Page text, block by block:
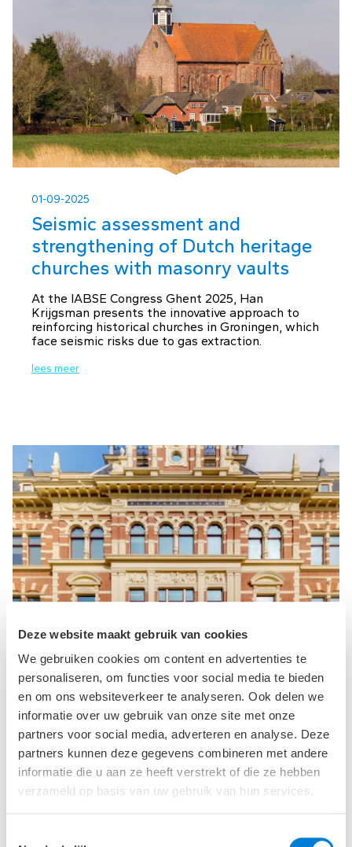
Deze website maakt gebruik van cookies
We gebruiken cookies om content en advertenties te
personaliseren, om functies voor social media te bieden
en om ons websiteverkeer te analyseren. Ook delen we
informatie over uw gebruik van onze site met onze
partners voor social media, adverteren en analyse. Deze
partners kunnen deze gegevens combineren met andere
informatie die u aan ze heeft verstrekt of die ze hebben
verzameld op basis van uw gebruik van hun services.
01-09-2025
Seismic assessment and
strengthening of Dutch heritage
churches with masonry vaults
At the IABSE Congress Ghent 2025, Han
Krijgsman presents the innovative approach to
reinforcing historical churches in Groningen, which
face seismic risks due to gas extraction.
lees meer
13-03-2025
Smart use of ‘Infiltration Heat
Recovery’ leads to improvements
By cleverly using the 'Infiltration Heat Recovery'
effect, this approach can achieve up to 80% of